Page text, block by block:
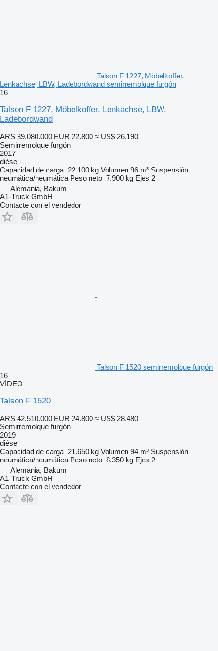
Talson F 1227, Möbelkoffer,
Lenkachse, LBW, Ladebordwand semirremolque furgón
16
Talson F 1227, Möbelkoffer, Lenkachse, LBW,
Ladebordwand
ARS 39.080.000 EUR 22.800 ≈ US$ 26.190
Semirremolque furgón
2017
diésel
Capacidad de carga 22.100 kg Volumen 96 m³ Suspensión
neumática/neumática Peso neto 7.900 kg Ejes 2
Alemania, Bakum
A1-Truck GmbH
Contacte con el vendedor
Talson F 1520 semirremolque furgón
16
VÍDEO
Talson F 1520
ARS 42.510.000 EUR 24.800 ≈ US$ 28.480
Semirremolque furgón
2019
diésel
Capacidad de carga 21.650 kg Volumen 94 m³ Suspensión
neumática/neumática Peso neto 8.350 kg Ejes 2
Alemania, Bakum
A1-Truck GmbH
Contacte con el vendedor